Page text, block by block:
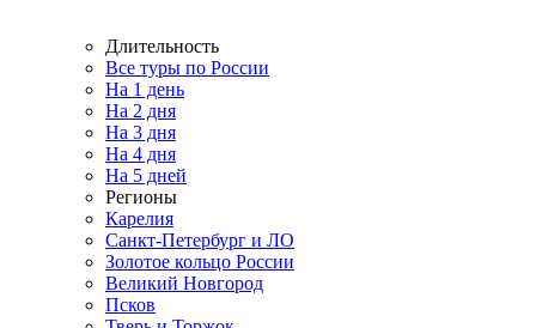
Длительность
Все туры по России
На 1 день
На 2 дня
На 3 дня
На 4 дня
На 5 дней
Регионы
Карелия
Санкт-Петербург и ЛО
Золотое кольцо России
Великий Новгород
Псков